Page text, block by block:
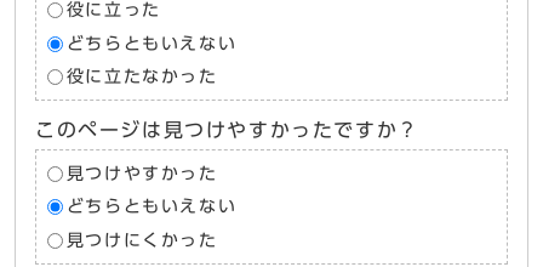
役に立った
どちらともいえない
役に立たなかった
このページは見つけやすかったですか？
見つけやすかった
どちらともいえない
見つけにくかった